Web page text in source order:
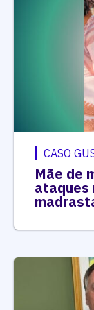
CASO
Mãe de
ataques